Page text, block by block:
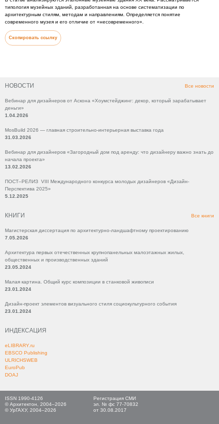
НОВОСТИ Все новости
Вебинар для дизайнеров от Аскона «Хоумстейджинг: декор, который зарабатывает
деньги»
1.04.2026
MosBuild 2026 — главная строительно-интерьерная выставка года
31.03.2026
Вебинар для дизайнеров «Загородный дом под аренду: что дизайнеру важно знать до
начала проекта»
13.02.2026
ПОСТ–РЕЛИЗ VIII Международного конкурса молодых дизайнеров «Дизайн-
Перспектива 2025»
5.12.2025
КНИГИ Все книги
Магистерская диссертация по архитектурно-ландшафтному проектированию
7.05.2026
Архитектура первых отечественных крупнопанельных малоэтажных жилых,
общественных и производственных зданий
23.05.2024
Малая картина. Общий курс композиции в станковой живописи
23.01.2024
Дизайн-проект элементов визуального стиля социокультурного события
23.01.2024
ИНДЕКСАЦИЯ
eLIBRARY.ru
EBSCO Publishing
ULRICHSWEB
EuroPub
DOAJ
типология музейных зданий, разработанная на основе систематизации по
архитектурным стилям, методам и направлениям. Определяется понятие
современного музея и его отличие от «несовременного».
Скопировать ссылку
ISSN 1990-4126
© Архитектон, 2004–2026
© УрГАХУ, 2004–2026
Регистрация СМИ
эл. № фс 77-70832
от 30.08.2017